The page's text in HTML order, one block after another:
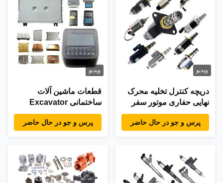
ویدیو
دریچه کنترل تخلیه محرک
نهایی حفاری موتور سفر
دریچه تخلیه حفاری
پرس و جو در حال حاضر
ویدیو
قطعات ماشین آلات
ساختمانی Excavator
قطعات الکتریکی صفحه
نمایش صفحه نمایش
پرس و جو در حال حاضر